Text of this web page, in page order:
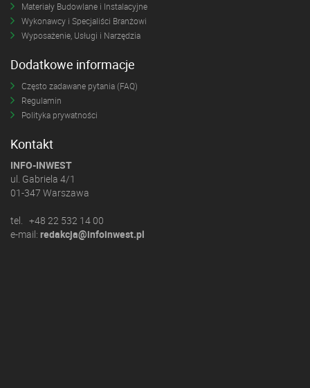
Materiały Budowlane i Instalacyjne
Wykonawcy i Specjaliści Branżowi
Wyposażenie, Usługi i Narzędzia
Dodatkowe informacje
Często zadawane pytania (FAQ)
Regulamin
Polityka prywatności
Kontakt
INFO-INWEST
ul. Gabriela 4/1
01-347 Warszawa
tel. +48 22 532 14 00
e-mail: redakcja@infoinwest.pl